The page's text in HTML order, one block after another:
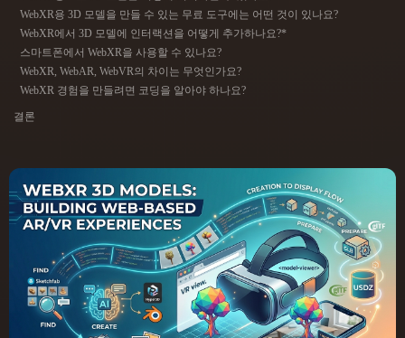
ComfyUI
스타일
Abstract
Fantasy Flat Gothic Hand-Painted
Industrial Isometric Low Poly Medieval
Minimalist Modern Organic Photorealistic
Pixel Art Realistic Retro Stylized
WebXR용 3D 모델을 만들 수 있는 무료 도구에는 어떤 것이 있나요?
WebXR에서 3D 모델에 인터랙션을 어떻게 추가하나요?*
스마트폰에서 WebXR을 사용할 수 있나요?
WebXR, WebAR, WebVR의 차이는 무엇인가요?
WebXR 경험을 만들려면 코딩을 알아야 하나요?
결론